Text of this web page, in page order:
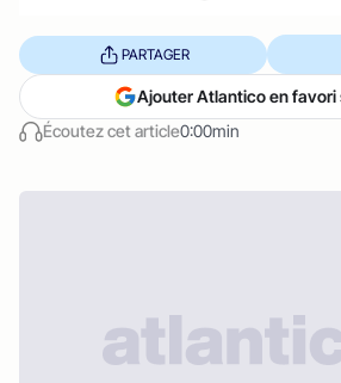
Écoutez cet article0:00min
PARTAGER
Ajouter Atlantico en favori